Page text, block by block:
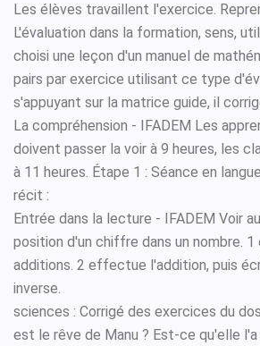
Les élèves travaillent l'exercice.
L'évaluation dans la formation, sens,
choisi une leçon d'un manuel de
pairs par exercice utilisant ce type
s'appuyant sur la matrice guide, il
La compréhension - IFADEM Les
doivent passer la voir à 9 heures, les
à 11 heures. Étape 1 : Séance en
récit :
Entrée dans la lecture - IFADEM Voir
position d'un chiffre dans un nombre.
additions. 2 effectue l'addition, puis
inverse.
sciences : Corrigé des exercices du
est le rêve de Manu ? Est-ce qu'elle l'a